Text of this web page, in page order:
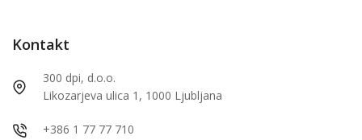
Kontakt
300 dpi, d.o.o.
Likozarjeva ulica 1, 1000 Ljubljana
+386 1 77 77 710